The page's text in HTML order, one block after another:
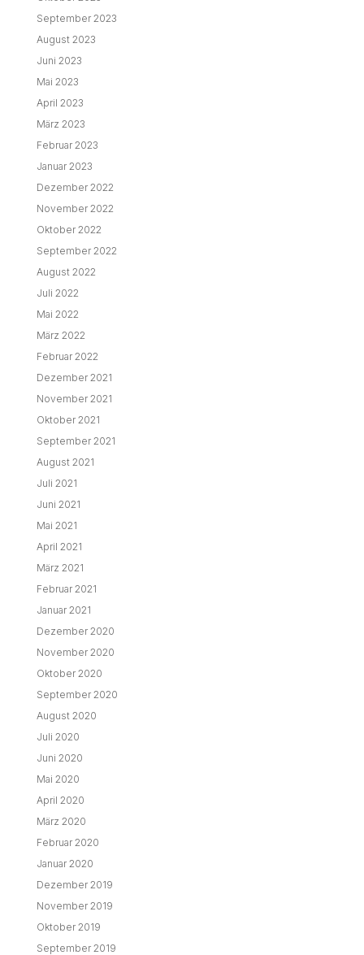
September 2023
August 2023
Juni 2023
Mai 2023
April 2023
März 2023
Februar 2023
Januar 2023
Dezember 2022
November 2022
Oktober 2022
September 2022
August 2022
Juli 2022
Mai 2022
März 2022
Februar 2022
Dezember 2021
November 2021
Oktober 2021
September 2021
August 2021
Juli 2021
Juni 2021
Mai 2021
April 2021
März 2021
Februar 2021
Januar 2021
Dezember 2020
November 2020
Oktober 2020
September 2020
August 2020
Juli 2020
Juni 2020
Mai 2020
April 2020
März 2020
Februar 2020
Januar 2020
Dezember 2019
November 2019
Oktober 2019
September 2019